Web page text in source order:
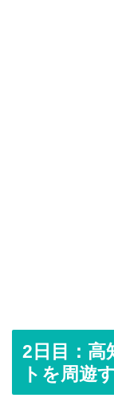
2日目：高
トを周遊